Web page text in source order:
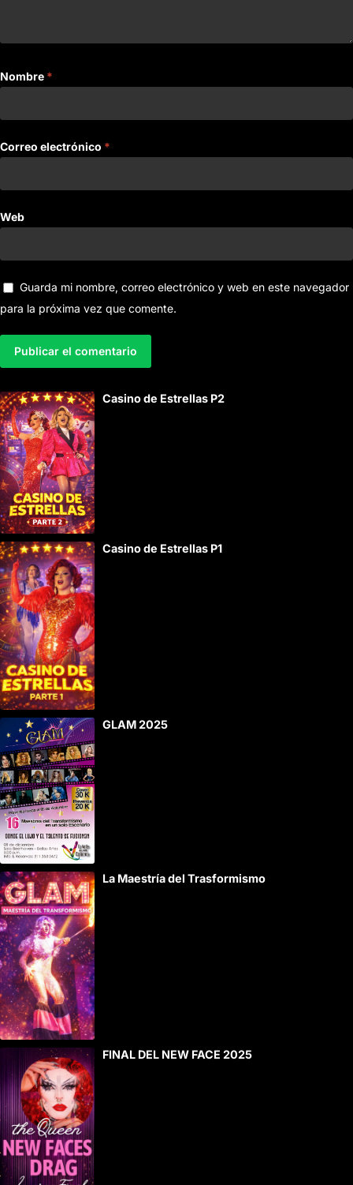
Nombre *
Correo electrónico *
Web
Guarda mi nombre, correo electrónico y web en este navegador
para la próxima vez que comente.
l
t
e
r
n
a
t
i
v
e
:
Casino de Estrellas P2
Casino de Estrellas P1
GLAM 2025
La Maestría del Trasformismo
FINAL DEL NEW FACE 2025